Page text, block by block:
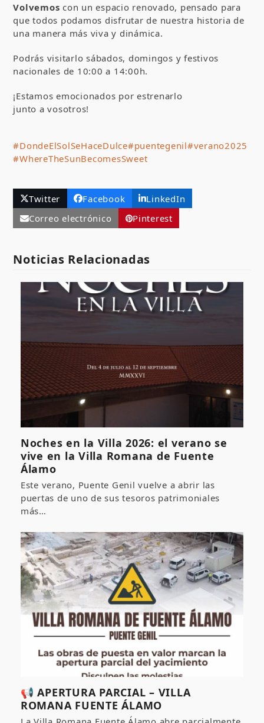
Volvemoscon un espacio renovado, pensado para
que todos podamos disfrutar de nuestra historia de
una manera más viva y dinámica.
Podrás visitarlo sábados, domingos y festivos
nacionales de 10:00 a 14:00h.
¡Estamos emocionados por estrenarlo
junto a vosotros!
#DondeElSolSeHaceDulce#puentegenil#verano2025
#WhereTheSunBecomesSweet
Twitter Facebook
LinkedIn
Correo electrónico
Pinterest
Noticias Relacionadas
Noches en la Villa 2026: el verano se
vive en la Villa Romana de Fuente
Álamo
Este verano, Puente Genil vuelve a abrir las
puertas de uno de sus tesoros patrimoniales
más…
📢 APERTURA PARCIAL – VILLA
ROMANA FUENTE ÁLAMO